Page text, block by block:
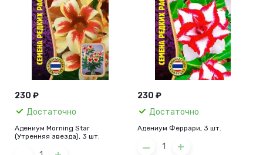
230 ₽
Достаточно
Адениум Morning Star
(Утренняя звезда), 3 шт.
230 ₽
Достаточно
Адениум Феррари, 3 шт.